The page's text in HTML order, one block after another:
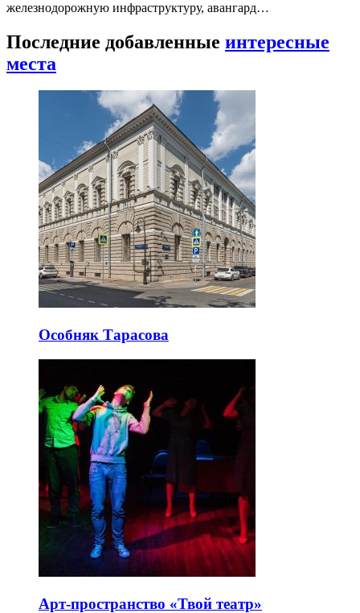
железнодорожную инфраструктуру, авангард…
Последние добавленные интересные
места
Особняк Тарасова
Арт-пространство «Твой театр»